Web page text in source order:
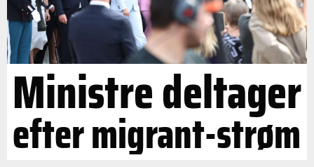
Ministre deltager
efter migrant-strøm